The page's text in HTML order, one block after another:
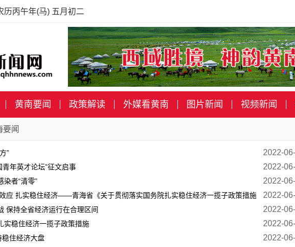
历丙午年(马) 五月初二
黄南要闻 政策解读 外媒看黄南 图片新闻 视频新闻
要闻
2022-
”
2022-
青年英才论坛”征文启事
2022-
染者“清零”
2022-
应 扎实稳住经济——青海省《关于贯彻落实国务院扎实稳住经济一揽子政策措施
实录
2022-
保持全省经济运行在合理区间
2022-
实稳住经济一揽子政策措施
2022-
稳住经济大盘